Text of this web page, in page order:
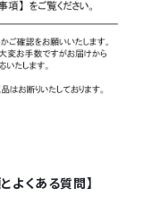
よくある質問】